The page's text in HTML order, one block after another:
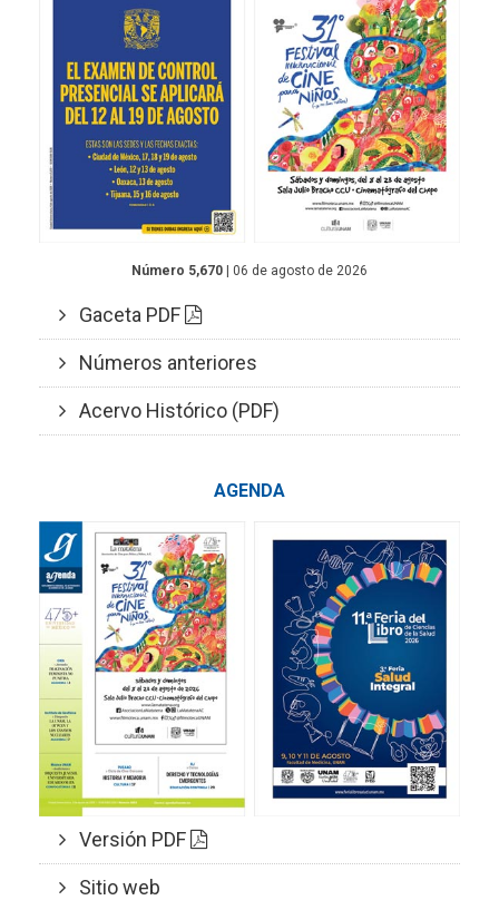
Número 5,670 | 06 de agosto de 2026
Gaceta PDF
Números anteriores
Acervo Histórico (PDF)
AGENDA
Versión PDF
Sitio web